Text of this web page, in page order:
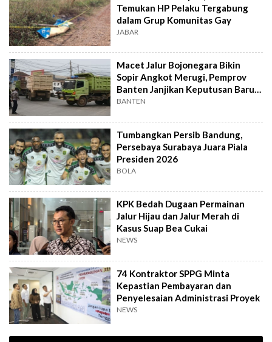
Temukan HP Pelaku Tergabung
dalam Grup Komunitas Gay
JABAR
Macet Jalur Bojonegara Bikin
Sopir Angkot Merugi, Pemprov
Banten Janjikan Keputusan Baru 4
Hari Lagi
BANTEN
Tumbangkan Persib Bandung,
Persebaya Surabaya Juara Piala
Presiden 2026
BOLA
KPK Bedah Dugaan Permainan
Jalur Hijau dan Jalur Merah di
Kasus Suap Bea Cukai
NEWS
74 Kontraktor SPPG Minta
Kepastian Pembayaran dan
Penyelesaian Administrasi Proyek
NEWS